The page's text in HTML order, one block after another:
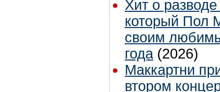
Хит о
который Пол
своим
года (2026)
Маккартни
втором